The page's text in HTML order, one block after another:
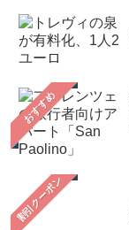
おすすめ